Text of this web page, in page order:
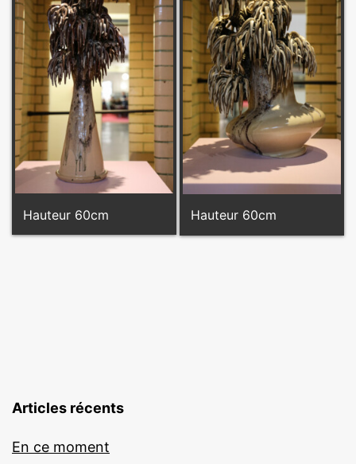
Hauteur 60cm Hauteur 60cm
Articles récents
En ce moment